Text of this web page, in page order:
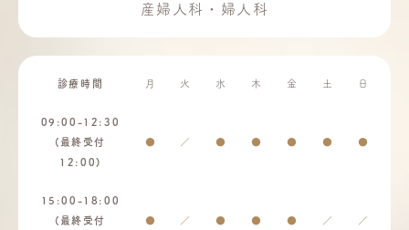
産婦人科・婦人科
診療時間 月 火 水 木 金 土 日
09:00-12:30
(最終受付
12:00)
● ／ ● ● ● ● ●
15:00-18:00
(最終受付
● ／ ● ● ● ／ ／